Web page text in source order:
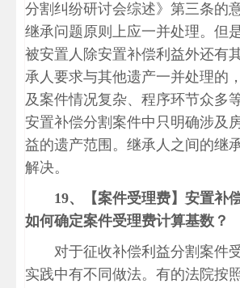
分割纠纷研讨会综述》第三条的
继承问题原则上应一并处理。但
被安置人除安置补偿利益外还有
承人要求与其他遗产一并处理的
及案件情况复杂、程序环节众多
安置补偿分割案件中只明确涉及
益的遗产范围。继承人之间的继
解决。
19、
【案件受理费】安置补
如何确定案件受理费计算基数？
对于征收补偿利益分割案件
实践中有不同做法。有的法院按